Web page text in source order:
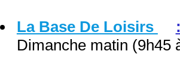
La Base De Loisirs
Dimanche matin (9h45